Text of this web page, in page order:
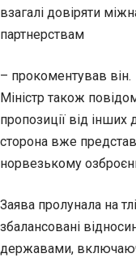
взагалі довіряти
партнерствам
– прокоментував він.
Міністр також
пропозиції від
сторона вже
норвезькому
Заява пролунала на
збалансовані
державами,